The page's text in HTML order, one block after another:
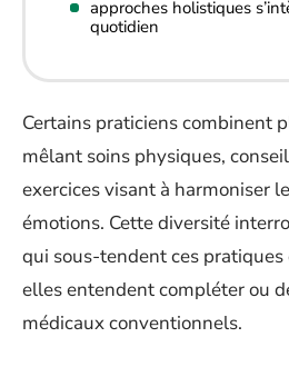
approches holistiques
quotidien
Certains praticiens combinent
mêlant soins physiques,
exercices visant à harmoniser
émotions. Cette diversité
qui sous-tendent ces
elles entendent compléter ou
médicaux conventionnels.